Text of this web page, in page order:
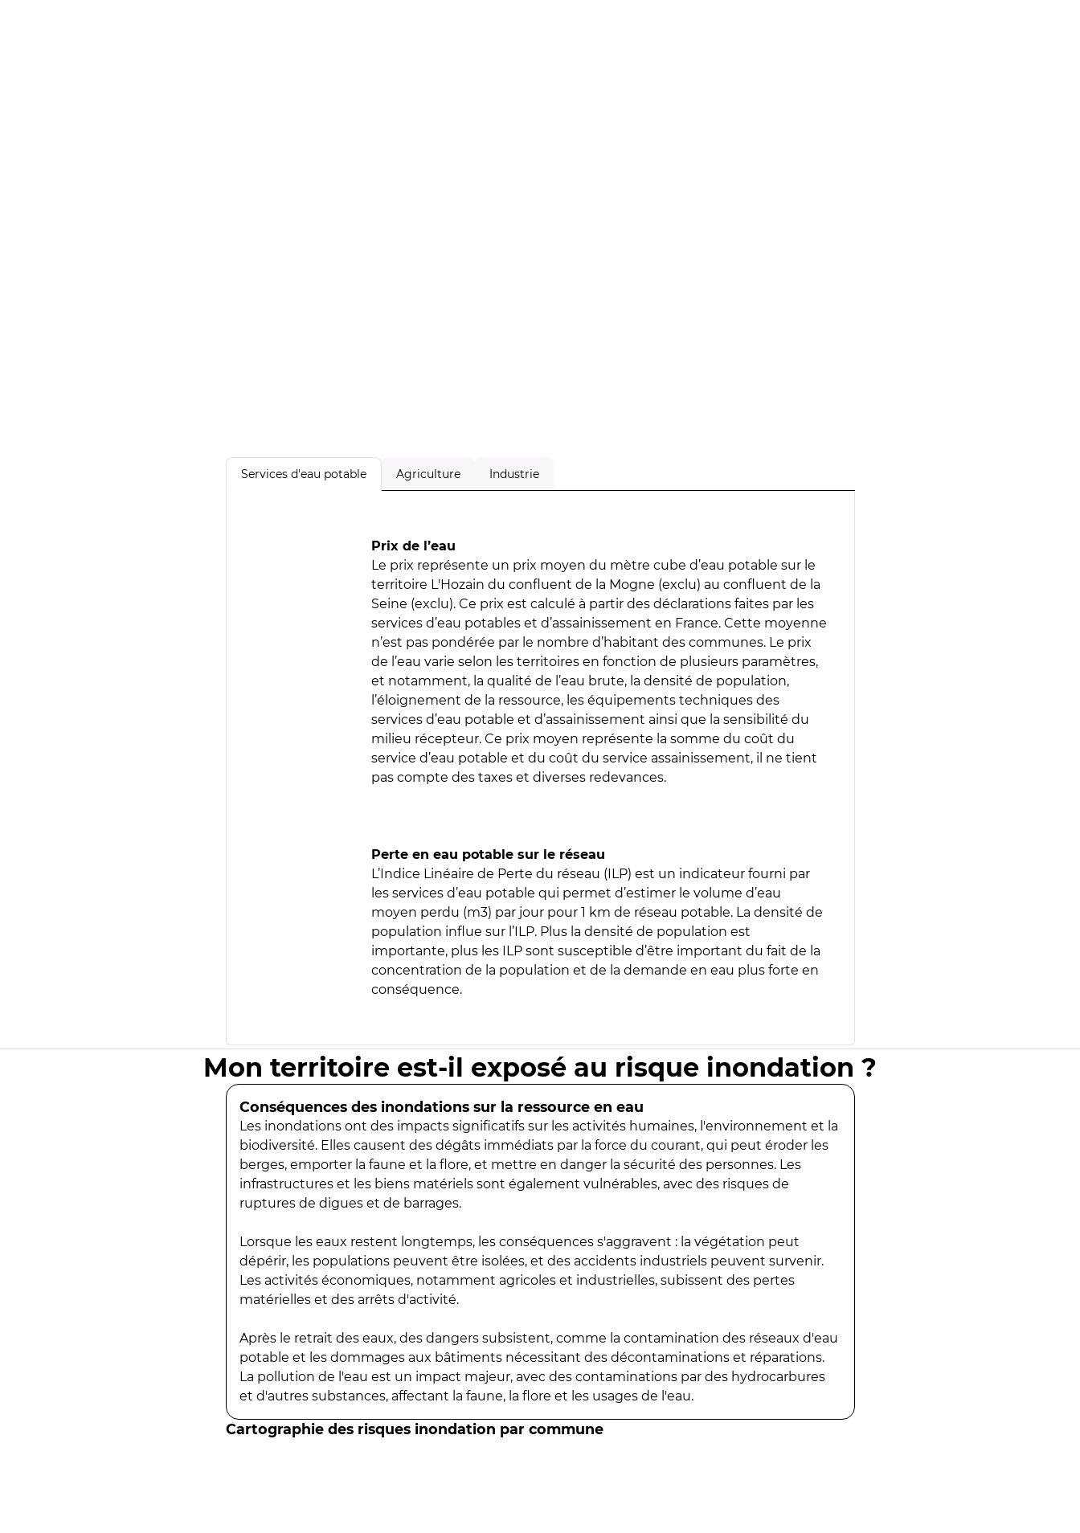
Services d'eau potable Agriculture Industrie
Prix de l’eau
Le prix représente un prix moyen du mètre cube d’eau potable sur le
territoire L'Hozain du confluent de la Mogne (exclu) au confluent de la
Seine (exclu). Ce prix est calculé à partir des déclarations faites par les
services d’eau potables et d’assainissement en France. Cette moyenne
n’est pas pondérée par le nombre d’habitant des communes. Le prix
de l’eau varie selon les territoires en fonction de plusieurs paramètres,
et notamment, la qualité de l’eau brute, la densité de population,
l’éloignement de la ressource, les équipements techniques des
services d’eau potable et d’assainissement ainsi que la sensibilité du
milieu récepteur. Ce prix moyen représente la somme du coût du
service d’eau potable et du coût du service assainissement, il ne tient
pas compte des taxes et diverses redevances.
Perte en eau potable sur le réseau
L’Indice Linéaire de Perte du réseau (ILP) est un indicateur fourni par
les services d’eau potable qui permet d’estimer le volume d’eau
moyen perdu (m3) par jour pour 1 km de réseau potable. La densité de
population influe sur l’ILP. Plus la densité de population est
importante, plus les ILP sont susceptible d’être important du fait de la
concentration de la population et de la demande en eau plus forte en
conséquence.
Mon territoire est-il exposé au risque inondation ?
Conséquences des inondations sur la ressource en eau
Les inondations ont des impacts significatifs sur les activités humaines, l'environnement et la
biodiversité. Elles causent des dégâts immédiats par la force du courant, qui peut éroder les
berges, emporter la faune et la flore, et mettre en danger la sécurité des personnes. Les
infrastructures et les biens matériels sont également vulnérables, avec des risques de
ruptures de digues et de barrages.
Lorsque les eaux restent longtemps, les conséquences s'aggravent : la végétation peut
dépérir, les populations peuvent être isolées, et des accidents industriels peuvent survenir.
Les activités économiques, notamment agricoles et industrielles, subissent des pertes
matérielles et des arrêts d'activité.
Après le retrait des eaux, des dangers subsistent, comme la contamination des réseaux d'eau
potable et les dommages aux bâtiments nécessitant des décontaminations et réparations.
La pollution de l'eau est un impact majeur, avec des contaminations par des hydrocarbures
et d'autres substances, affectant la faune, la flore et les usages de l'eau.
Cartographie des risques inondation par commune